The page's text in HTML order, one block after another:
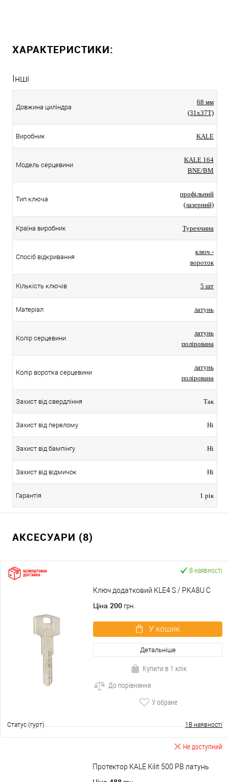
ХАРАКТЕРИСТИКИ:
Інші
Довжина циліндра
68 мм
(31x37T)
Виробник KALE
Модель серцевини
KALE 164
BNE/BM
Тип ключа
профільний
(лазерний)
Країна виробник Туреччина
Спосіб відкривання
ключ -
вороток
Кількість ключів 5 шт
Матеріал латунь
Колір серцевини
латунь
полірована
Колір воротка серцевини
латунь
полірована
Захист від свердління Так
Захист від перелому Ні
Захист від бампінгу Ні
Захист від відмичок Ні
Гарантія 1 рік
АКСЕСУАРИ (8)
В наявності
Ключ додатковий KLE4 S / PKA8U C
Ціна 200 грн.
У кошик
Детальніше
Купити в 1 клік
До порівняння
У обране
Статус (гурт) 1В наявності
Не доступний
Протектор KALE Kilit 500 PB латунь